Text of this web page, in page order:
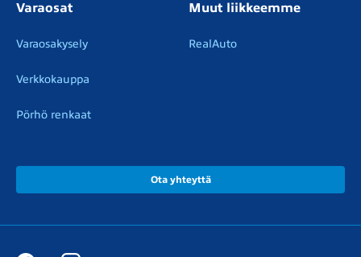
Varaosat
Varaosakysely
Verkkokauppa
Pörhö renkaat
Muut liikkeemme
RealAuto
Ota yhteyttä